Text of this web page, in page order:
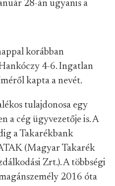
28-án ugyanis a
korábban
4-6. Ingatlan
kapta a nevét.
tulajdonosa egy
a cég ügyvezetője is. A
a Takarékbank
(Magyar Takarék
Zrt.). A többségi
2016 óta